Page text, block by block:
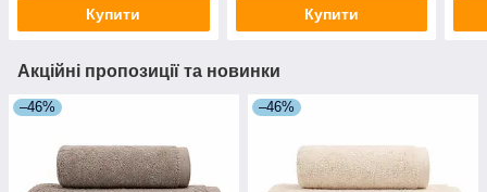
Купити Купити
Акційні пропозиції та новинки
–46% –46%